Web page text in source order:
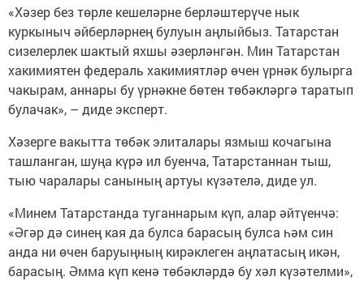
«Хәзер без төрле кешеләрне берләштерүче нык
куркыныч әйберләрнең булуын аңлыйбыз. Татарстан
сизелерлек шактый яхшы әзерләнгән. Мин Татарстан
хакимиятен федераль хакимиятләр өчен үрнәк булырга
чакырам, аннары бу үрнәкне бөтен төбәкләргә таратып
булачак», – диде эксперт.
Хәзерге вакытта төбәк элиталары язмыш кочагына
ташланган, шуңа күрә ил буенча, Татарстаннан тыш,
тыю чаралары санының артуы күзәтелә, диде ул.
«Минем Татарстанда туганнарым күп, алар әйтүенчә:
«Әгәр дә синең кая да булса барасың булса һәм син
анда ни өчен баруыңның кирәклеген аңлатасың икән,
барасың. Әмма күп кенә төбәкләрдә бу хәл күзәтелми»,